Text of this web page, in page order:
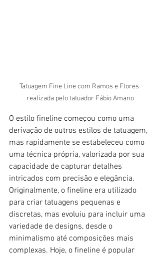
Tatuagem Fine Line com Ramos e Flores
realizada pelo tatuador Fábio Amano
O estilo fineline começou como uma
derivação de outros estilos de tatuagem,
mas rapidamente se estabeleceu como
uma técnica própria, valorizada por sua
capacidade de capturar detalhes
intricados com precisão e elegância.
Originalmente, o fineline era utilizado
para criar tatuagens pequenas e
discretas, mas evoluiu para incluir uma
variedade de designs, desde o
minimalismo até composições mais
complexas. Hoje, o fineline é popular